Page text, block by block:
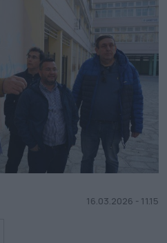
16.03.2026 - 11.15